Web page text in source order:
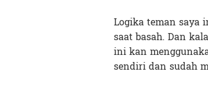
Logika teman saya
saat basah. Dan
ini kan
sendiri dan sudah